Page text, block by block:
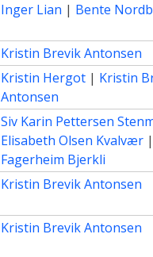
Inger Lian | Bente
Kristin Brevik Antonsen
Kristin Hergot | Kristin
Antonsen
Siv Karin Pettersen
Elisabeth Olsen Kvalvær
Fagerheim Bjerkli
Kristin Brevik Antonsen
Kristin Brevik Antonsen